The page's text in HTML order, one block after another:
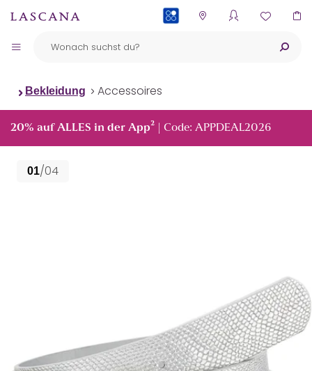
Bekleidung Accessoires
20% auf ALLES in der App² | Code: APPDEAL2026
01/04